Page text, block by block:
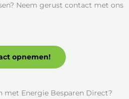
Neem gerust contact met ons
opnemen!
met Energie Besparen Direct?